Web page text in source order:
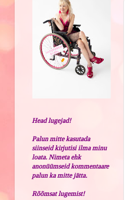
Head lugejad!
Palun mitte kasutada
siinseid kirjutisi ilma minu
loata. Nimeta ehk
anonüümseid kommentaare
palun ka mitte jätta.
Rõõmsat lugemist!